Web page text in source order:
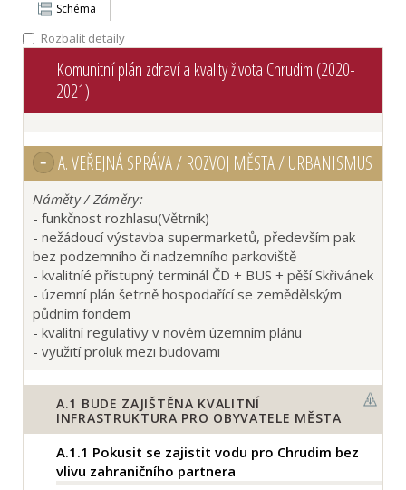
Schéma
Rozbalit detaily
Komunitní plán zdraví a kvality života Chrudim (2020-
2021)
A.VEŘEJNÁ SPRÁVA / ROZVOJ MĚSTA / URBANISMUS
Náměty / Záměry:
- funkčnost rozhlasu(Větrník)
- nežádoucí výstavba supermarketů, především pak
bez podzemního či nadzemního parkoviště
- kvalitníé přístupný terminál ČD + BUS + pěší Skřivánek
- územní plán šetrně hospodařící se zemědělským
půdním fondem
- kvalitní regulativy v novém územním plánu
- využití proluk mezi budovami
A.1 BUDE ZAJIŠTĚNA KVALITNÍ
INFRASTRUKTURA PRO OBYVATELE MĚSTA
A.1.1 Pokusit se zajistit vodu pro Chrudim bez
vlivu zahraničního partnera